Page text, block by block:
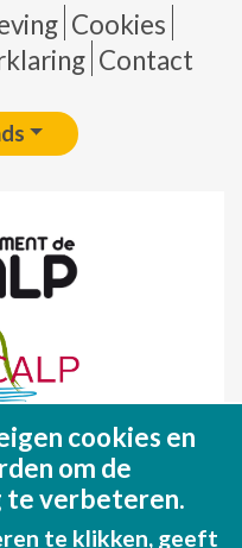
de página
Cookies
Contact
Regional
EUROPA
cookies en
om de
te verbeteren.
te klikken, geeft